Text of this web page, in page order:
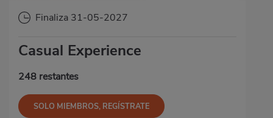
Finaliza 31-05-2027
Casual Experience
248 restantes
SOLO MIEMBROS, REGÍSTRATE